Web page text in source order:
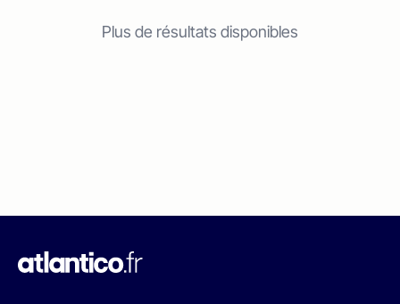
Plus de résultats disponibles